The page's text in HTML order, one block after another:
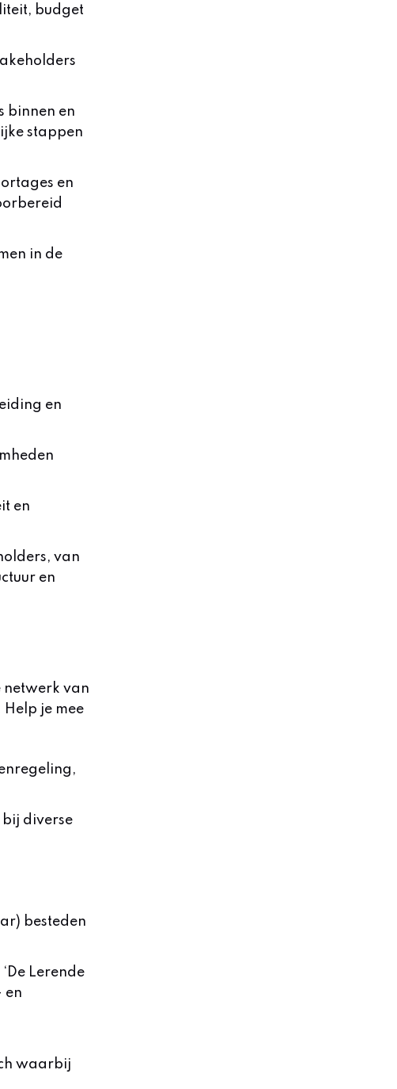
budget
binnen en
stappen
en
in de
en
en
van
en
netwerk van
je mee
diverse
besteden
Lerende
en
waarbij